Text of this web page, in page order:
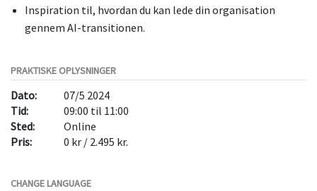
Inspiration til, hvordan du kan lede din organisation
gennem AI-transitionen.
PRAKTISKE OPLYSNINGER
Dato:
07/5 2024
Tid:
09:00 til 11:00
Sted:
Online
Pris:
0 kr / 2.495 kr.
CHANGE LANGUAGE